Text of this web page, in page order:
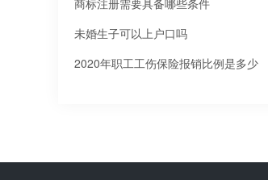
商标注册需要具备哪些条件
未婚生子可以上户口吗
2020年职工工伤保险报销比例是多少